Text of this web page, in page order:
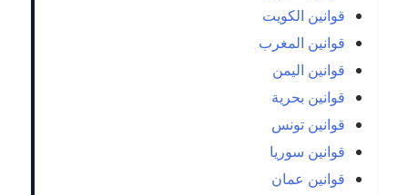
قوانين الكويت
قوانين المغرب
قوانين اليمن
قوانين بحرية
قوانين تونس
قوانين سوريا
قوانين عمان